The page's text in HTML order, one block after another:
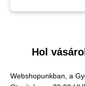
Hol
Webshopunkban, a